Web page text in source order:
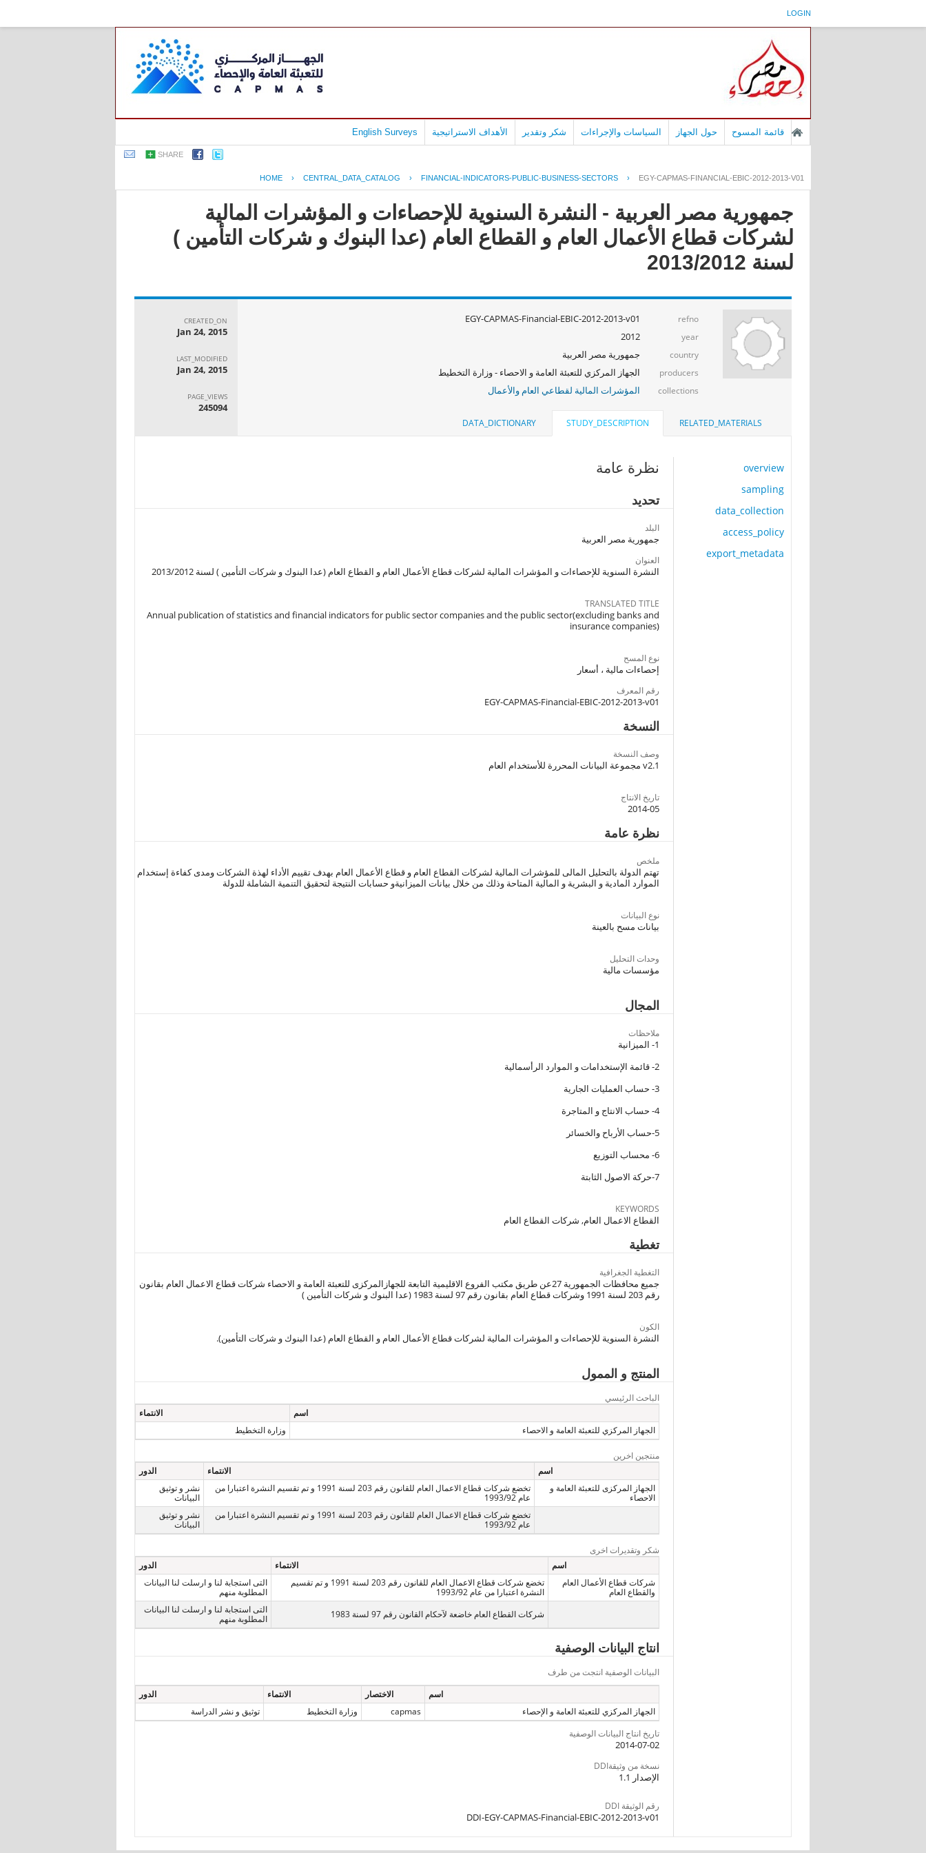
LOGIN
قائمة المسوح حول الجهاز السياسات والإجراءات شكر وتقدير الأهداف الاستراتيجية English Surveys
SHARE
HOME › CENTRAL_DATA_CATALOG › FINANCIAL-INDICATORS-PUBLIC-BUSINESS-SECTORS › EGY-CAPMAS-FINANCIAL-EBIC-2012-2013-V01
جمهورية مصر العربية - النشرة السنوية للإحصاءات و المؤشرات المالية
لشركات قطاع الأعمال العام و القطاع العام (عدا البنوك و شركات التأمين )
لسنة 2013/2012
refno
EGY-CAPMAS-Financial-EBIC-2012-2013-v01
year
2012
country جمهورية مصر العربية
producers الجهاز المركزي للتعبئة العامة و الاحصاء - وزارة التخطيط
collections المؤشرات المالية لقطاعي العام والأعمال
CREATED_ON
Jan 24, 2015
LAST_MODIFIED
Jan 24, 2015
PAGE_VIEWS
245094
RELATED_MATERIALS
STUDY_DESCRIPTION
DATA_DICTIONARY
overview
sampling
data_collection
access_policy
export_metadata
نظرة عامة
تحديد
البلد
جمهورية مصر العربية
العنوان
النشرة السنوية للإحصاءات و المؤشرات المالية لشركات قطاع الأعمال العام و القطاع العام (عدا البنوك و شركات التأمين ) لسنة 2013/2012
TRANSLATED TITLE
Annual publication of statistics and financial indicators for public sector companies and the public sector(excluding banks and
insurance companies)
نوع المسح
إحصاءات مالية ، أسعار
رقم المعرف
EGY-CAPMAS-Financial-EBIC-2012-2013-v01
النسخة
وصف النسخة
v2.1 مجموعة البيانات المحررة للأستخدام العام
تاريخ الانتاج
2014-05
نظرة عامة
ملخص
تهتم الدولة بالتحليل المالى للمؤشرات المالية لشركات القطاع العام و قطاع الأعمال العام بهدف تقييم الأداء لهذة الشركات ومدى كفاءة إستخدام
الموارد المادية و البشرية و المالية المتاحة وذلك من خلال بيانات الميزانيةو حسابات النتيجة لتحقيق التنمية الشاملة للدولة
نوع البيانات
بيانات مسح بالعينة
وحدات التحليل
مؤسسات مالية
المجال
ملاحظات
1- الميزانية
2- قائمة الإستخدامات و الموارد الرأسمالية
3- حساب العمليات الجارية
4- حساب الانتاج و المتاجرة
5-حساب الأرباح والخسائر
6- محساب التوزيع
7-حركة الاصول الثابتة
KEYWORDS
القطاع الاعمال العام, شركات القطاع العام
تغطية
التغطية الجغرافية
جميع محافظات الجمهورية 27عن طريق مكتب الفروع الاقليمية التابعة للجهازالمركزى للتعبئة العامة و الاحصاء شركات قطاع الاعمال العام بقانون
رقم 203 لسنة 1991 وشركات قطاع العام بقانون رقم 97 لسنة 1983 (عدا البنوك و شركات التأمين )
الكون
النشرة السنوية للإحصاءات و المؤشرات المالية لشركات قطاع الأعمال العام و القطاع العام (عدا البنوك و شركات التأمين).
المنتج و الممول
الباحث الرئيسي
اسم
الانتماء
الجهاز المركزي للتعبئة العامة و الاحصاء
وزارة التخطيط
منتجين اخرين
اسم
الانتماء
الدور
الجهاز المركزى للتعبئة العامة و
الاحصاء
تخضع شركات قطاع الاعمال العام للقانون رقم 203 لسنة 1991 و تم تقسيم النشرة اعتبارا من
عام 1993/92
نشر و توثيق
البيانات
تخضع شركات قطاع الاعمال العام للقانون رقم 203 لسنة 1991 و تم تقسيم النشرة اعتبارا من
عام 1993/92
نشر و توثيق
البيانات
شكر وتقديرات اخرى
اسم
الانتماء
الدور
شركات قطاع الأعمال العام
والقطاع العام
تخضع شركات قطاع الاعمال العام للقانون رقم 203 لسنة 1991 و تم تقسيم
النشرة اعتبارا من عام 1993/92
التى استجابة لنا و ارسلت لنا البيانات
المطلوبة منهم
شركات القطاع العام خاضعة لآحكام القانون رقم 97 لسنة 1983
التى استجابة لنا و ارسلت لنا البيانات
المطلوبة منهم
انتاج البيانات الوصفية
البيانات الوصفية انتجت من طرف
اسم
الاختصار الانتماء
الدور
الجهاز المركزي للتعبئة العامة و الإحصاء
capmas وزارة التخطيط
توثيق و نشر الدراسة
تاريخ انتاج البيانات الوصفية
2014-07-02
نسخة من وثيقةDDI
الإصدار 1.1
رقم الوثيقة DDI
DDI-EGY-CAPMAS-Financial-EBIC-2012-2013-v01